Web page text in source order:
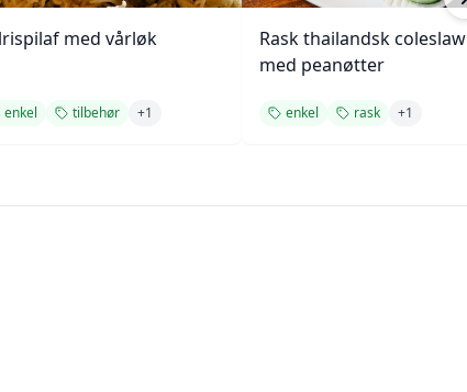
med vårløk
enkel tilbehør +1
Rask thailandsk coleslaw
med peanøtter
enkel rask +1